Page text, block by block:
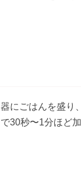
器にごはんを盛り
で30秒〜1分ほど